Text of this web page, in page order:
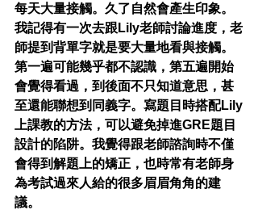
每天大量接觸。久了自然會產生印象。
我記得有一次去跟Lily老師討論進度，老
師提到背單字就是要大量地看與接觸。
第一遍可能幾乎都不認識，第五遍開始
會覺得看過，到後面不只知道意思，甚
至還能聯想到同義字。寫題目時搭配Lily
上課教的方法，可以避免掉進GRE題目
設計的陷阱。我覺得跟老師諮詢時不僅
會得到解題上的矯正，也時常有老師身
為考試過來人給的很多眉眉角角的建
議。